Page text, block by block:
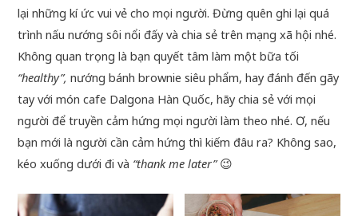
lại những kí ức vui vẻ cho mọi người. Đừng quên ghi lại quá
trình nấu nướng sôi nổi đấy và chia sẻ trên mạng xã hội nhé.
Không quan trọng là bạn quyết tâm làm một bữa tối
“healthy”, nướng bánh brownie siêu phẩm, hay đánh đến gãy
tay với món cafe Dalgona Hàn Quốc, hãy chia sẻ với mọi
người để truyền cảm hứng mọi người làm theo nhé. Ơ, nếu
bạn mới là người cần cảm hứng thì kiếm đâu ra? Không sao,
kéo xuống dưới đi và “thank me later”😉